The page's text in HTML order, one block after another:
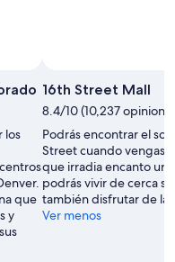
de
uso
libre
por
Krystalvation
los
que
y
16th Street Mall
8.4/10 (10,237
Podrás encontrar el
Street cuando vengas
que irradia encanto
podrás vivir de cerca
también disfrutar de la
Ver menos